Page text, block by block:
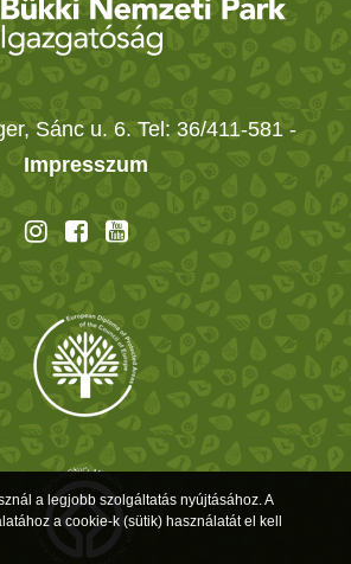
Sánc u. 6. Tel: 36/411-581 -
Impresszum
a legjobb szolgáltatás nyújtásához. A
a cookie-k (sütik) használatát el kell